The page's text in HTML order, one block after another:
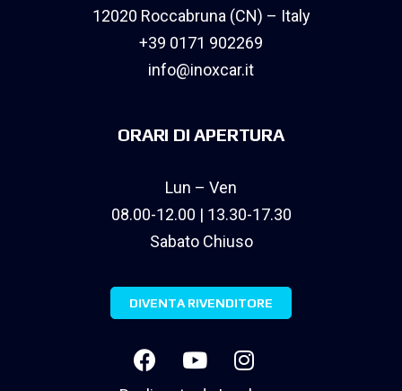
12020 Roccabruna (CN) – Italy
+39 0171 902269
info@inoxcar.it
ORARI DI APERTURA
Lun – Ven
08.00-12.00 | 13.30-17.30
Sabato Chiuso
DIVENTA RIVENDITORE